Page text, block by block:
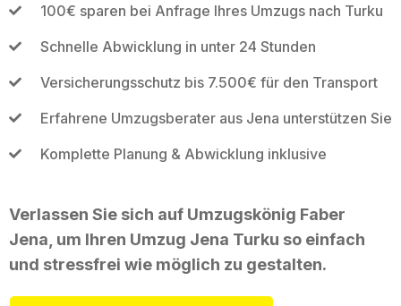
100€ sparen bei Anfrage Ihres Umzugs nach Turku
Schnelle Abwicklung in unter 24 Stunden
Versicherungsschutz bis 7.500€ für den Transport
Erfahrene Umzugsberater aus Jena unterstützen Sie
Komplette Planung & Abwicklung inklusive
Verlassen Sie sich auf Umzugskönig Faber
Jena, um Ihren Umzug Jena Turku so einfach
und stressfrei wie möglich zu gestalten.